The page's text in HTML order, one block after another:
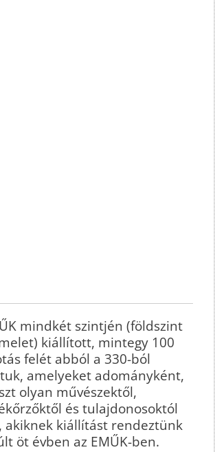
mindkét szintjén (földszint
kiállított, mintegy 100
felét abból a 330-ból
amelyeket adományként,
olyan művészektől,
és tulajdonosoktól
akiknek kiállítást rendeztünk
öt évben az EMŰK-ben.